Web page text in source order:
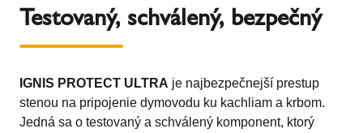
Testovaný, schválený, bezpečný
IGNIS PROTECT ULTRA je najbezpečnejší prestup
stenou na pripojenie dymovodu ku kachliam a krbom.
Jedná sa o testovaný a schválený komponent, ktorý